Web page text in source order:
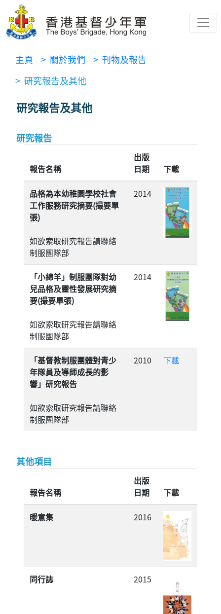
主頁 > 關於我們
> 刊物及報告
> 研究報告及其他
研究報告及其他
研究報告
報告名稱
出版
日期
下載
品格為本幼稚園學校社會
工作服務研究摘要(撮要單
張)
如欲索取研究報告請聯絡
制服團隊部
2014
「小綿羊」制服團隊對幼
兒品格及靈性發展研究摘
要(撮要單張)
如欲索取研究報告請聯絡
制服團隊部
2014
「基督教制服團體對青少
年隊員及導師成長的影
響」研究報告
如欲索取研究報告請聯絡
制服團隊部
2010 下載
其他項目
報告名稱
出版
日期
下載
暖意集 2016
同行誌 2015